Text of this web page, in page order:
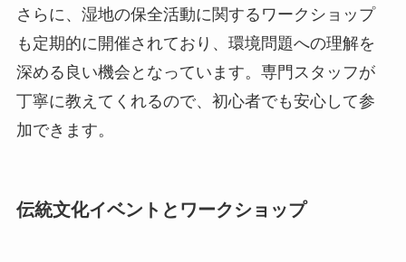
さらに、湿地の保全活動に関するワークショップ
も定期的に開催されており、環境問題への理解を
深める良い機会となっています。専門スタッフが
丁寧に教えてくれるので、初心者でも安心して参
加できます。
伝統文化イベントとワークショップ